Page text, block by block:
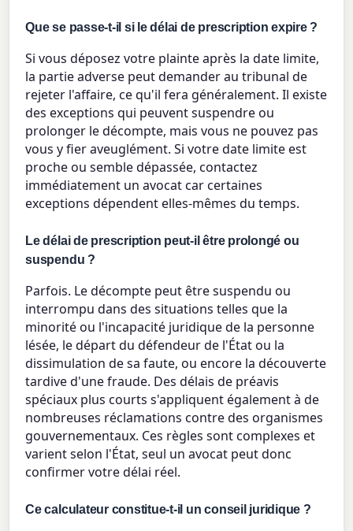
Que se passe-t-il si le délai de prescription expire ?
Si vous déposez votre plainte après la date limite,
la partie adverse peut demander au tribunal de
rejeter l'affaire, ce qu'il fera généralement. Il existe
des exceptions qui peuvent suspendre ou
prolonger le décompte, mais vous ne pouvez pas
vous y fier aveuglément. Si votre date limite est
proche ou semble dépassée, contactez
immédiatement un avocat car certaines
exceptions dépendent elles-mêmes du temps.
Le délai de prescription peut-il être prolongé ou
suspendu ?
Parfois. Le décompte peut être suspendu ou
interrompu dans des situations telles que la
minorité ou l'incapacité juridique de la personne
lésée, le départ du défendeur de l'État ou la
dissimulation de sa faute, ou encore la découverte
tardive d'une fraude. Des délais de préavis
spéciaux plus courts s'appliquent également à de
nombreuses réclamations contre des organismes
gouvernementaux. Ces règles sont complexes et
varient selon l'État, seul un avocat peut donc
confirmer votre délai réel.
Ce calculateur constitue-t-il un conseil juridique ?